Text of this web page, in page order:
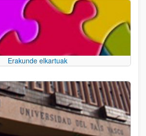
Erakunde elkartuak